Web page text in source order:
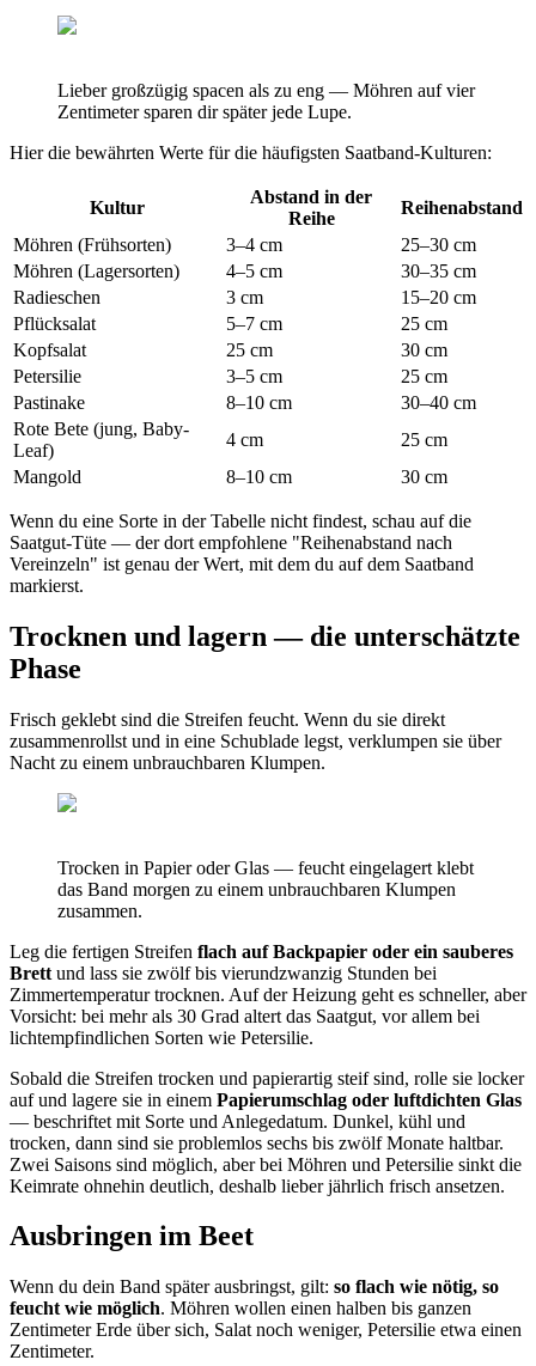
Lieber großzügig spacen als zu eng — Möhren auf vier
Zentimeter sparen dir später jede Lupe.
Hier die bewährten Werte für die häufigsten Saatband-Kulturen:
Kultur
Abstand in der
Reihe
Reihenabstand
Möhren (Frühsorten)
3–4 cm
25–30 cm
Möhren (Lagersorten)
4–5 cm
30–35 cm
Radieschen
3 cm
15–20 cm
Pflücksalat
5–7 cm
25 cm
Kopfsalat
25 cm
30 cm
Petersilie
3–5 cm
25 cm
Pastinake
8–10 cm
30–40 cm
Rote Bete (jung, Baby-
Leaf)
4 cm
25 cm
Mangold
8–10 cm 30 cm
Wenn du eine Sorte in der Tabelle nicht findest, schau auf die
Saatgut-Tüte — der dort empfohlene "Reihenabstand nach
Vereinzeln" ist genau der Wert, mit dem du auf dem Saatband
markierst.
Trocknen und lagern — die unterschätzte
Phase
Frisch geklebt sind die Streifen feucht. Wenn du sie direkt
zusammenrollst und in eine Schublade legst, verklumpen sie über
Nacht zu einem unbrauchbaren Klumpen.
Trocken in Papier oder Glas — feucht eingelagert klebt
das Band morgen zu einem unbrauchbaren Klumpen
zusammen.
Leg die fertigen Streifen flach auf Backpapier oder ein sauberes
Brett und lass sie zwölf bis vierundzwanzig Stunden bei
Zimmertemperatur trocknen. Auf der Heizung geht es schneller, aber
Vorsicht: bei mehr als 30 Grad altert das Saatgut, vor allem bei
lichtempfindlichen Sorten wie Petersilie.
Sobald die Streifen trocken und papierartig steif sind, rolle sie locker
auf und lagere sie in einem Papierumschlag oder luftdichten Glas
— beschriftet mit Sorte und Anlegedatum. Dunkel, kühl und
trocken, dann sind sie problemlos sechs bis zwölf Monate haltbar.
Zwei Saisons sind möglich, aber bei Möhren und Petersilie sinkt die
Keimrate ohnehin deutlich, deshalb lieber jährlich frisch ansetzen.
Ausbringen im Beet
Wenn du dein Band später ausbringst, gilt: so flach wie nötig, so
feucht wie möglich. Möhren wollen einen halben bis ganzen
Zentimeter Erde über sich, Salat noch weniger, Petersilie etwa einen
Zentimeter.